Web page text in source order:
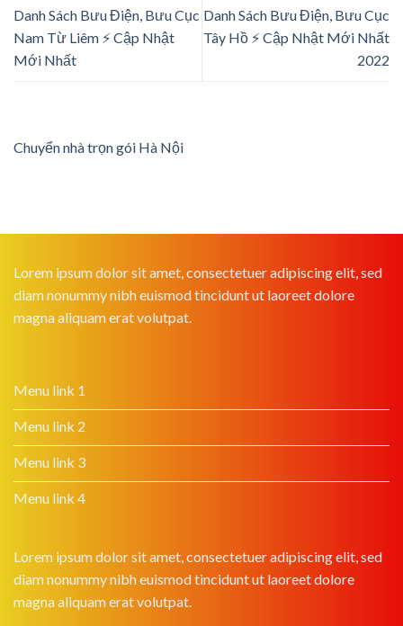
Danh Sách Bưu Điện, Bưu Cục
Nam Từ Liêm ⚡️ Cập Nhật
Mới Nhất
Danh Sách Bưu Điện, Bưu Cục
Tây Hồ ⚡️ Cập Nhật Mới Nhất
2022
Chuyển nhà trọn gói Hà Nội
Lorem ipsum dolor sit amet, consectetuer adipiscing elit, sed
diam nonummy nibh euismod tincidunt ut laoreet dolore
magna aliquam erat volutpat.
Menu link 1
Menu link 2
Menu link 3
Menu link 4
Lorem ipsum dolor sit amet, consectetuer adipiscing elit, sed
diam nonummy nibh euismod tincidunt ut laoreet dolore
magna aliquam erat volutpat.